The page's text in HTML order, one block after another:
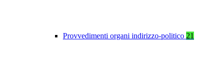
Provvedimenti organi indirizzo-politico 21